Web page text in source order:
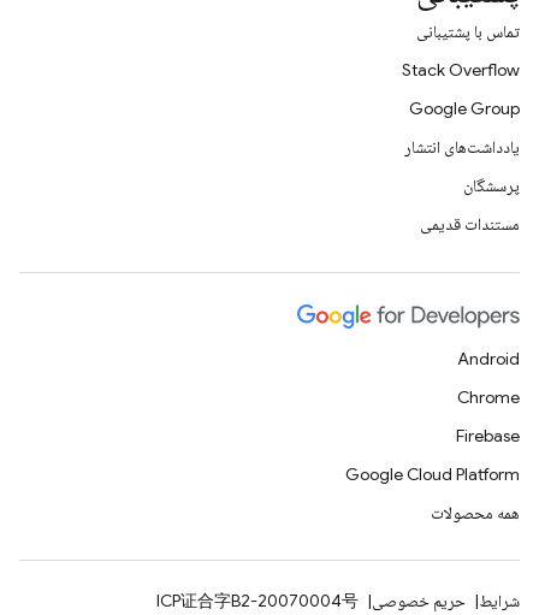
تماس با پشتیبانی
Stack Overflow
Google Group
یادداشت‌های انتشار
پرسشگان
مستندات قدیمی
Android
Chrome
Firebase
Google Cloud Platform
همه محصولات
شرایط حریم خصوصی
ICP证合字B2-20070004号